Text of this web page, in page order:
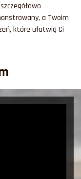
a Twoim
które ułatwią Ci